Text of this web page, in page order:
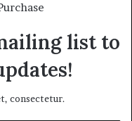
list to
consectetur.